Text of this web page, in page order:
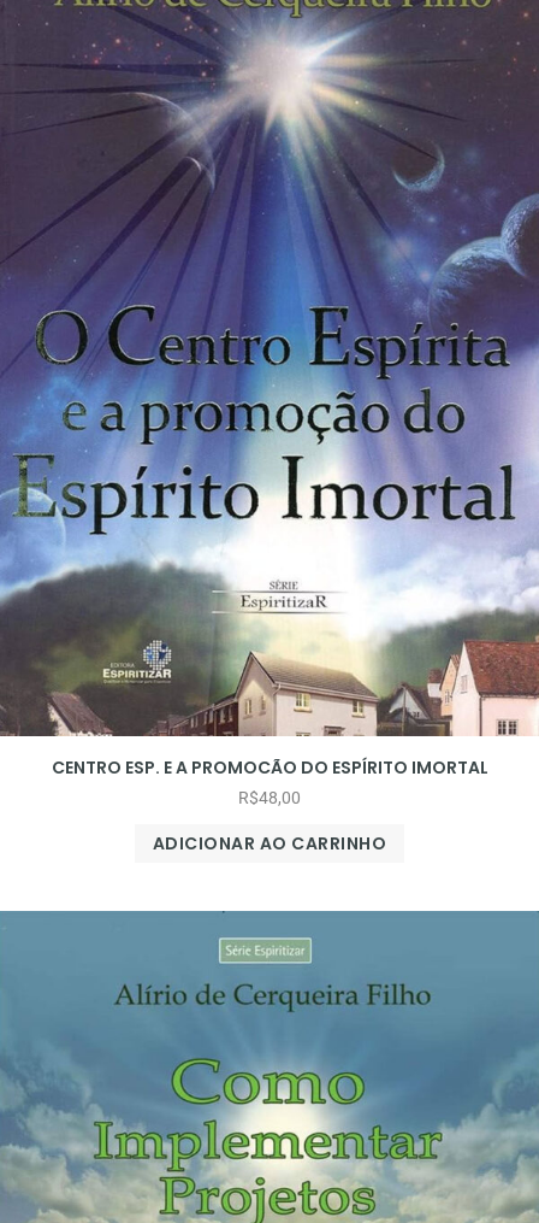
CENTRO ESP. E A PROMOCÃO DO ESPÍRITO IMORTAL
R$48,00
ADICIONAR AO CARRINHO